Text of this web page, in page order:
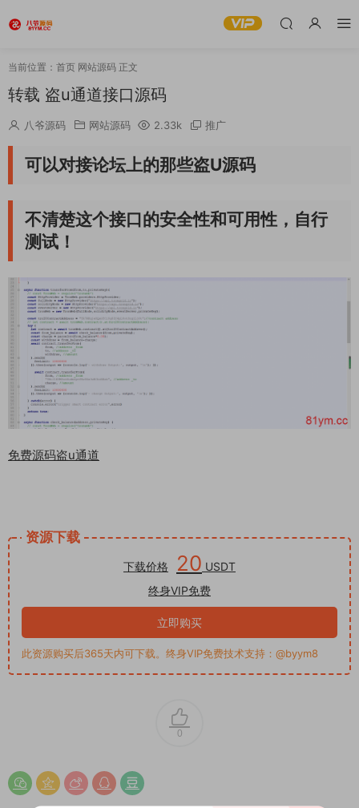
当前位置： 首页 网站源码 正文
转载 盗u通道接口源码
八爷源码 网站源码 2.33k 推广
可以对接论坛上的那些盗U源码
不清楚这个接口的安全性和可用性，自行
测试！
免费源码盗u通道
资源下载
下载价格 20 USDT
终身VIP免费
立即购买
此资源购买后365天内可下载。终身VIP免费技术支持：@byym8
0